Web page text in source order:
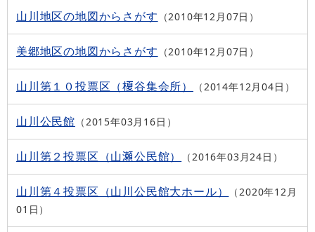
山川地区の地図からさがす 2010年12月07日
美郷地区の地図からさがす 2010年12月07日
山川第１０投票区（榎谷集会所） 2014年12月04日
山川公民館 2015年03月16日
山川第２投票区（山瀬公民館） 2016年03月24日
山川第４投票区（山川公民館大ホール）
2020年12月
01日